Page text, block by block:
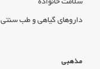
داروهای گیاهی و طب سنتی
مذهبی